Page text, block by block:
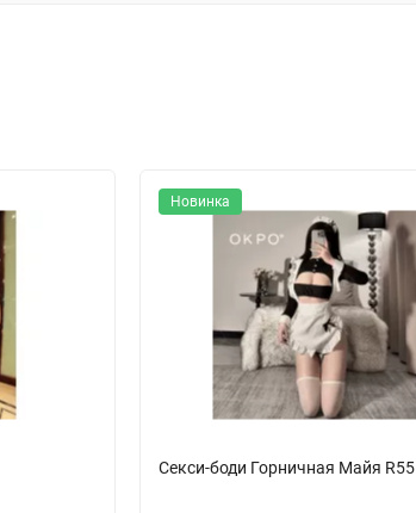
Новинка
Секси-боди Горничная Майя R55